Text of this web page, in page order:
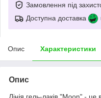
Замовлення під
Доступна доставка
Опис Характеристики
Опис
Лінія гель-лаків "Moon" - це